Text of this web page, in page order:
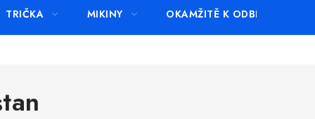
TRIČKA MIKINY OKAMŽITĚ K ODBĚRU